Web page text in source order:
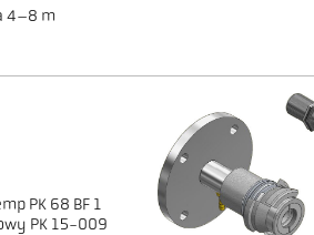
4–8 m
PK 68 BF 1
PK 15-009